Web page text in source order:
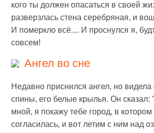
кого ты должен опасаться в своей
разверзлась стена серебряная, и
И померкло всё.... И проснулся я,
совсем!
Ангел во сне
Недавно приснился ангел, но видела
спины, его белые крылья. Он сказал:
мной, я покажу тебе город, в
согласилась, и вот летим с ним над